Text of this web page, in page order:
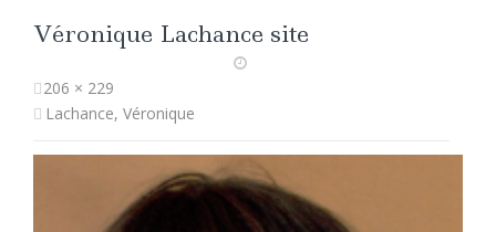
Véronique Lachance site
206 × 229
Lachance, Véronique